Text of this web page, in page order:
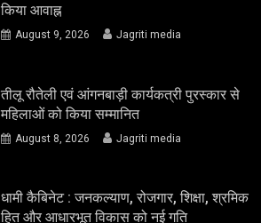
किया आवाह्न
August 9, 2026 Jagriti media
तीलू रौतेली एवं आंगनबाड़ी कार्यकत्री पुरस्कार से
महिलाओं को किया सम्मानित
August 8, 2026 Jagriti media
धामी कैबिनेट : जनकल्याण, रोजगार, शिक्षा, श्रमिक
हित और आधारभूत विकास को नई गति